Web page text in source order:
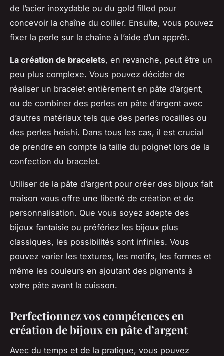
de l’acier inoxydable ou du gold filled pour
concevoir la chaîne du collier. Ensuite, vous pouvez
fixer la perle sur la chaîne à l’aide d’un apprêt.
La création de bracelets, en revanche, peut être un
peu plus complexe. Vous pouvez décider de
réaliser un bracelet entièrement en pâte d’argent,
ou de combiner des perles en pâte d’argent avec
d’autres matériaux tels que des perles rocailles ou
des perles heishi. Dans tous les cas, il est crucial
de prendre en compte la taille du poignet lors de la
confection du bracelet.
Utiliser de la pâte d’argent pour créer des bijoux fait
maison vous offre une liberté de création et de
personnalisation. Que vous soyez adepte des
bijoux fantaisie ou préfériez les bijoux plus
classiques, les possibilités sont infinies. Vous
pouvez varier les textures, les motifs, les formes et
même les couleurs en ajoutant des pigments à
votre pâte avant la cuisson.
Perfectionnez vos compétences en
création de bijoux en pâte d’argent
Avec du temps et de la pratique, vous pouvez